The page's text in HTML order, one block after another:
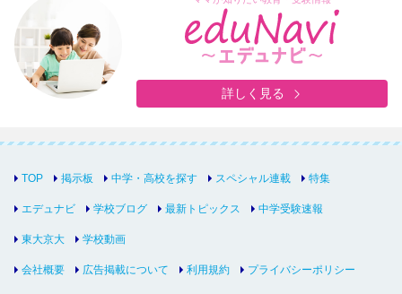
詳しく見る
TOP 掲示板 中学・高校を探す スペシャル連載 特集
エデュナビ 学校ブログ 最新トピックス 中学受験速報
東大京大 学校動画
会社概要 広告掲載について 利用規約 プライバシーポリシー